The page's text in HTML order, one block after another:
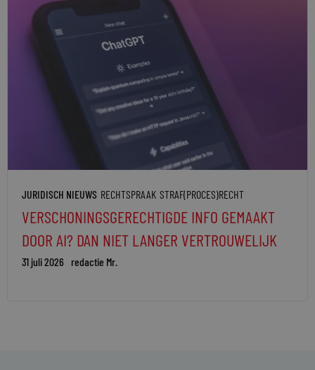
JURIDISCH NIEUWS RECHTSPRAAK STRAF(PROCES)RECHT
VERSCHONINGSGERECHTIGDE INFO GEMAAKT
DOOR AI? DAN NIET LANGER VERTROUWELIJK
31 juli 2026 redactie Mr.